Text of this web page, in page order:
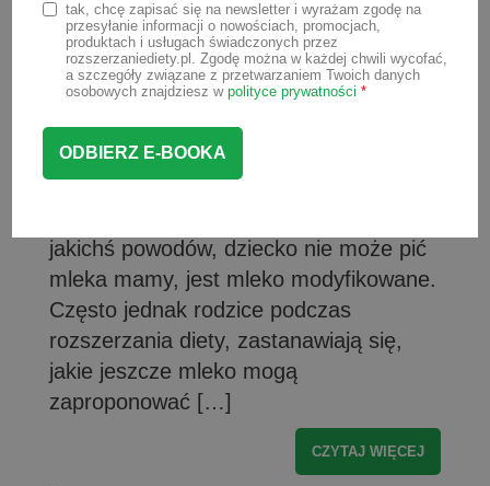
Mleko jest niewątpliwie najważniejszym
składnikiem diety niemowlaka.
Oczywiście, najlepsze dla takiego
malucha jest mleko mamy, które jest
najbardziej naturalnym i odpowiednio
dostosowanym do jego potrzeb
jakichś powodów, dziecko nie może pić
mleka mamy, jest mleko modyfikowane.
Często jednak rodzice podczas
rozszerzania diety, zastanawiają się,
jakie jeszcze mleko mogą
zaproponować […]
CZYTAJ WIĘCEJ
tak, chcę zapisać się na newsletter i wyrażam zgodę na
przesyłanie informacji o nowościach, promocjach,
produktach i usługach świadczonych przez
rozszerzaniediety.pl. Zgodę można w każdej chwili wycofać,
a szczegóły związane z przetwarzaniem Twoich danych
osobowych znajdziesz w polityce prywatności *